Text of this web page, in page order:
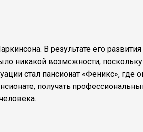
В результате его
никакой возможности,
стал пансионат «Феникс», где
получать